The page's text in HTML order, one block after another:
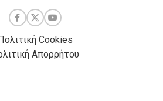
Πολιτική Cookies
Απορρήτου